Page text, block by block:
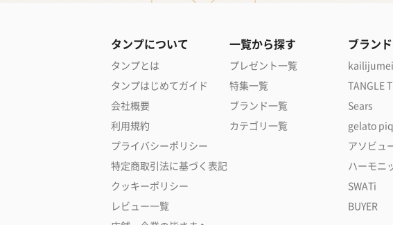
タンプについて
タンプとは
タンプはじめてガイド
会社概要
利用規約
プライバシーポリシー
特定商取引法に基づく表記
クッキーポリシー
レビュー一覧
一覧から探す
プレゼント一覧
特集一覧
ブランド一覧
カテゴリ一覧
ブラン
kailijumei
TANGLE
Sears
gelato
アソビュ
ハーモニ
SWATi
BUYER